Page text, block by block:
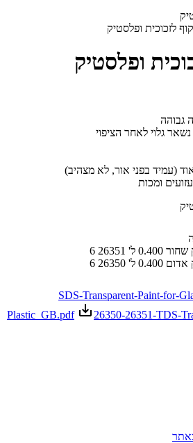
לזכוכית ופלסטיק
ופלסטיק
גבוהה
גלוי לאחר הציפוי
(עמיד בפני אור, לא מצהיב)
ומכות
שחור 0.400 ל' 26351
6
אדום 0.400 ל' 26350
6
26350-26351-SDS-Transparent-Paint-
Plastic_GB.pdf
26350-26351-TDS-